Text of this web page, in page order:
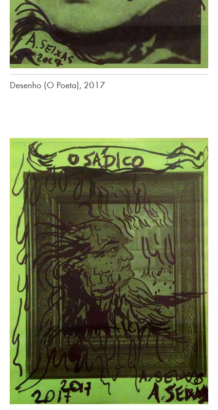
Desenho (O Poeta), 2017